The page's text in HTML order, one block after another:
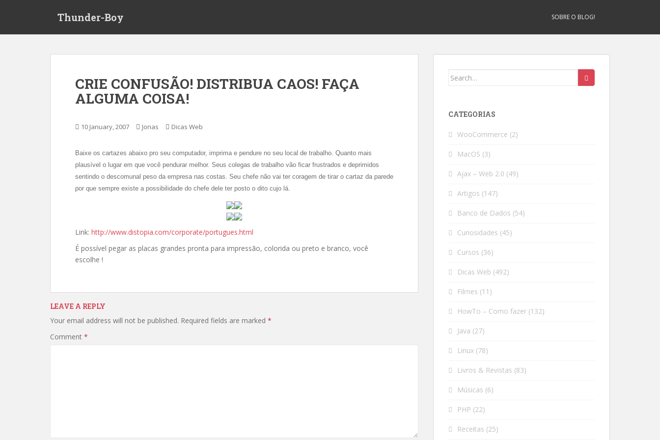
Thunder-Boy SOBRE O BLOG!
CRIE CONFUSÃO! DISTRIBUA CAOS! FAÇA
ALGUMA COISA!
10 January, 2007 Jonas Dicas Web
Baixe os cartazes abaixo pro seu computador, imprima e pendure no seu local de trabalho. Quanto mais
plausível o lugar em que você pendurar melhor. Seus colegas de trabalho vão ficar frustrados e deprimidos
sentindo o descomunal peso da empresa nas costas. Seu chefe não vai ter coragem de tirar o cartaz da parede
por que sempre existe a possibilidade do chefe dele ter posto o dito cujo lá.
Link: http://www.distopia.com/corporate/portugues.html
É possível pegar as placas grandes pronta para impressão, colorida ou preto e branco, você
escolhe !
LEAVE A REPLY
Your email address will not be published. Required fields are marked *
Comment *
Search
CATEGORIAS
WooCommerce (2)
MacOS (3)
Ajax – Web 2.0 (49)
Artigos (147)
Banco de Dados (54)
Curiosidades (45)
Cursos (36)
Dicas Web (492)
Filmes (11)
HowTo – Como fazer (132)
Java (27)
Linux (78)
Livros & Revistas (83)
Músicas (6)
PHP (22)
Receitas (25)